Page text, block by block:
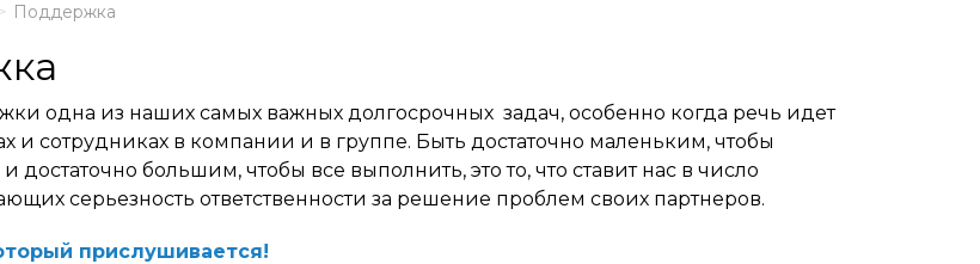
Поддержка
одна из наших самых важных долгосрочных задач, особенно когда речь идет
и сотрудниках в компании и в группе. Быть достаточно маленьким, чтобы
достаточно большим, чтобы все выполнить, это то, что ставит нас в число
серьезность ответственности за решение проблем своих партнеров.
прислушивается!